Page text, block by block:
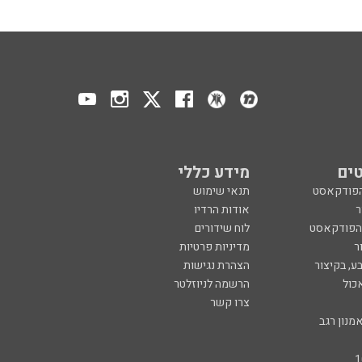
מידע כללי
תנאי שימוש
אודות הרדיו
הפודקאסט
לוח שידורים
מדיניות פרטיות
בקיצור
הצהרת נגישות
הרשמה לניוזלטר
צרו קשר
רגב